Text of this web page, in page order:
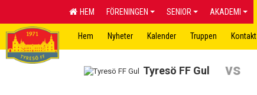
HEM FÖRENINGEN SENIOR AKADEMI
Hem Nyheter Kalender Truppen Kontakt
Tyresö FF Gul vs